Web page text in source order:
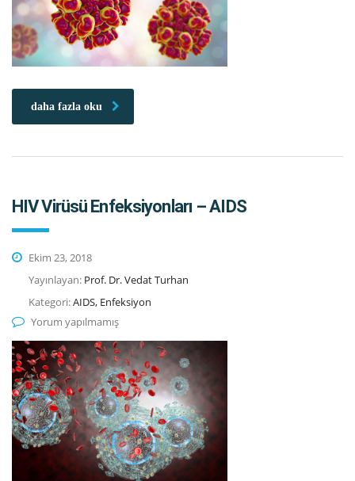
daha fazla oku
HIV Virüsü Enfeksiyonları – AIDS
Ekim 23, 2018
Yayınlayan: Prof. Dr. Vedat Turhan
Kategori:AIDS, Enfeksiyon
Yorum yapılmamış